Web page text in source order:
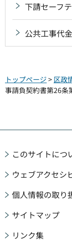
下請セーフ
公共工事代
トップページ > 区政
事請負契約書第26条
このサイトにつ
ウェブアクセシ
個人情報の取り
サイトマップ
リンク集